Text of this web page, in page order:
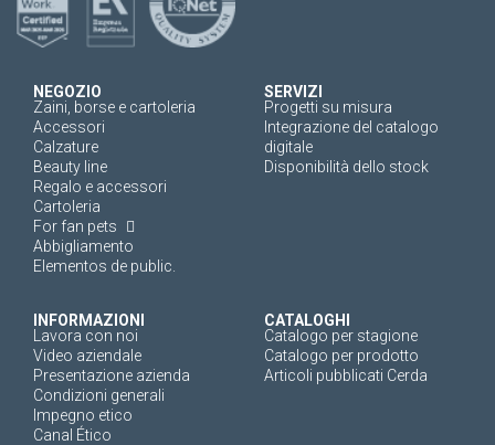
NEGOZIO
Zaini, borse e cartoleria
Accessori
Calzature
Beauty line
Regalo e accessori
Cartoleria
For fan pets
Abbigliamento
Elementos de public.
SERVIZI
Progetti su misura
Integrazione del catalogo
digitale
Disponibilità dello stock
INFORMAZIONI
Lavora con noi
Video aziendale
Presentazione azienda
Condizioni generali
Impegno etico
Canal Ético
CATALOGHI
Catalogo per stagione
Catalogo per prodotto
Articoli pubblicati Cerda